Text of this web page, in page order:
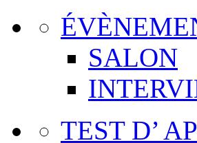
SALON
TEST D’